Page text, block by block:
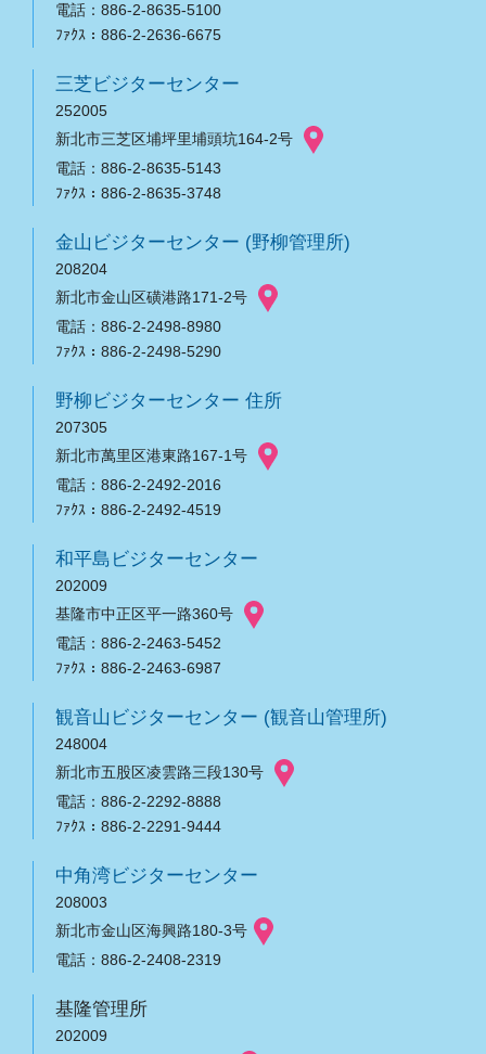
電話：886-2-8635-5100
ﾌｧｸｽ：886-2-2636-6675
三芝ビジターセンター
252005
新北市三芝区埔坪里埔頭坑164-2号
電話：886-2-8635-5143
ﾌｧｸｽ：886-2-8635-3748
金山ビジターセンター (野柳管理所)
208204
新北市金山区磺港路171-2号
電話：886-2-2498-8980
ﾌｧｸｽ：886-2-2498-5290
野柳ビジターセンター 住所
207305
新北市萬里区港東路167-1号
電話：886-2-2492-2016
ﾌｧｸｽ：886-2-2492-4519
和平島ビジターセンター
202009
基隆市中正区平一路360号
電話：886-2-2463-5452
ﾌｧｸｽ：886-2-2463-6987
観音山ビジターセンター (観音山管理所)
248004
新北市五股区凌雲路三段130号
電話：886-2-2292-8888
ﾌｧｸｽ：886-2-2291-9444
中角湾ビジターセンター
208003
新北市金山区海興路180-3号
電話：886-2-2408-2319
基隆管理所
202009